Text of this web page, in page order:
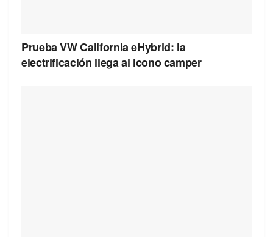
Prueba VW California eHybrid: la
electrificación llega al icono camper